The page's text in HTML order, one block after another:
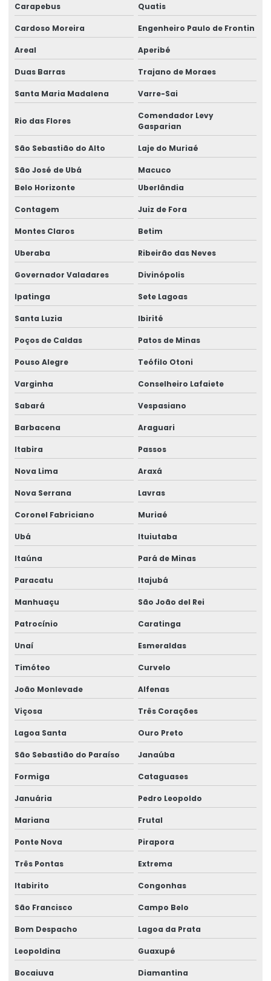
Etiquetas Para Produtos Artesanais E Industriais
Etiquetas Para Produtos Farmacêuticos E Cosméticos
Etiquetas Para Roupas Com Código De Barras
Etiquetas Para Uso Comercial E Industrial
Etiquetas Personalizadas Para Vendas Online
Etiquetas Proporcionais A Preços Acessíveis
Etiquetas Resistentes À Água E Óleo
Fabricação De Etiquetas Adesivas Personalizadas
Fabricação De Etiquetas De Bopp Metalizado
Fabricante De Etiquetas Para Loja
Fabricante De Rótulos Adesivos Personalizados
Fornecedor De Etiquetas Para Balança Comercial
Fornecedor De Etiquetas Para Indústria
Fornecedor De Etiquetas Térmicas
Fornecedor De Rótulos Adesivos Em São Paulo
Fornecedor De Rótulos Para Indústria
Fornecedores De Etiquetas Térmicas Personalizadas
Fornecimento De Ribbon Em Grandes Quantidades
Impressão De Etiquetas Adesivas
Impressão De Etiquetas Adesivas Personalizadas
Impressão De Rótulos Adesivos
Impressora De Etiquetas Zebra
Impressora Etiqueta Termica
Impressora Etiqueta Zebra
Impressora Termica
Impressora Térmica De Etiquetas
Impressora Térmica Etiqueta
Impressora Termica Zebra
Impressora Zebra
Impressora Zebra Etiqueta
Mini Impressora Termica
Produção De Etiquetas Adesivas Personalizadas
Produção De Etiquetas Em Várias Gramaturas
Produção De Rótulos Adesivos Personalizados
Produção Em Cartelas De Etiquetas Adesivas
Ribbon
Carapebus Quatis
Cardoso Moreira Engenheiro Paulo de Frontin
Areal Aperibé
Duas Barras Trajano de Moraes
Santa Maria Madalena Varre-Sai
Rio das Flores
Comendador Levy
Gasparian
São Sebastião do Alto Laje do Muriaé
São José de Ubá
Macuco
Belo Horizonte
Uberlândia
Contagem Juiz de Fora
Montes Claros Betim
Uberaba Ribeirão das Neves
Governador Valadares Divinópolis
Ipatinga Sete Lagoas
Santa Luzia Ibirité
Poços de Caldas Patos de Minas
Pouso Alegre Teófilo Otoni
Varginha Conselheiro Lafaiete
Sabará Vespasiano
Barbacena Araguari
Itabira Passos
Nova Lima Araxá
Nova Serrana Lavras
Coronel Fabriciano Muriaé
Ubá Ituiutaba
Itaúna Pará de Minas
Paracatu Itajubá
Manhuaçu São João del Rei
Patrocínio Caratinga
Unaí Esmeraldas
Timóteo Curvelo
João Monlevade Alfenas
Viçosa Três Corações
Lagoa Santa Ouro Preto
São Sebastião do Paraíso Janaúba
Formiga Cataguases
Januária Pedro Leopoldo
Mariana Frutal
Ponte Nova Pirapora
Três Pontas Extrema
Itabirito Congonhas
São Francisco Campo Belo
Bom Despacho Lagoa da Prata
Leopoldina Guaxupé
Bocaiuva Diamantina